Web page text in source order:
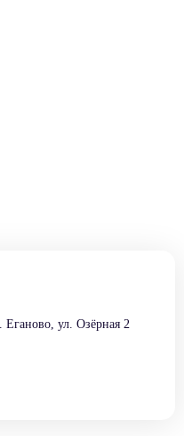
Еганово, ул. Озёрная 2